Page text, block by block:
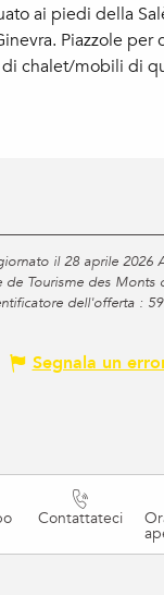
ai piedi della
Piazzole per
chalet/mobili di
il 28 aprile 2026
de Tourisme des Monts
dell'offerta :
Segnala un
Contattateci